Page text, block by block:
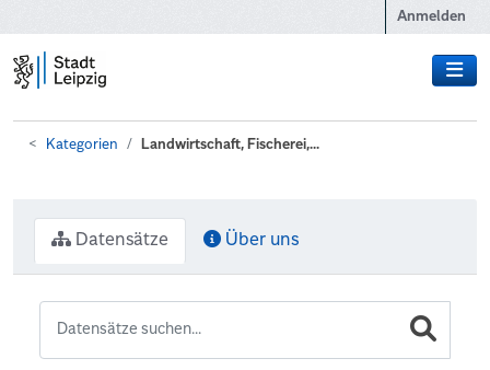
Anmelden
Kategorien Landwirtschaft, Fischerei,...
Datensätze Über uns